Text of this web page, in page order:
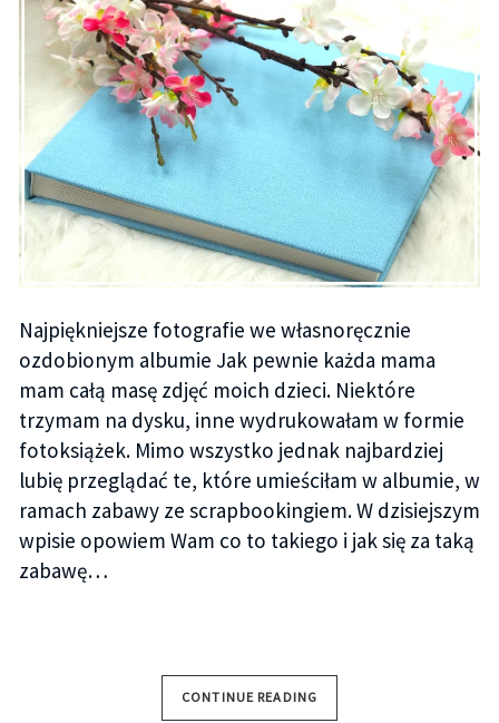
Najpiękniejsze fotografie we własnoręcznie
ozdobionym albumie Jak pewnie każda mama
mam całą masę zdjęć moich dzieci. Niektóre
trzymam na dysku, inne wydrukowałam w formie
fotoksiążek. Mimo wszystko jednak najbardziej
lubię przeglądać te, które umieściłam w albumie, w
ramach zabawy ze scrapbookingiem. W dzisiejszym
wpisie opowiem Wam co to takiego i jak się za taką
zabawę…
CONTINUE READING